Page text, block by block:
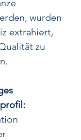
wurden
extrahiert,
zu